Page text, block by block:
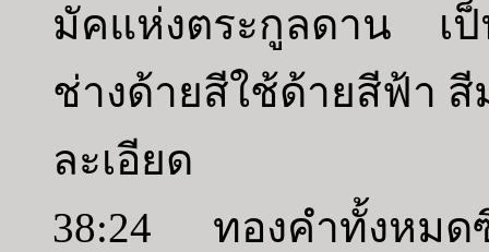
มัคแห่งตระกูลดาน เ
ช่างด้ายสีใช้ด้ายสีฟ้า สี
ละเอียด
38:24 ทองคำทั้งหมดซึ่